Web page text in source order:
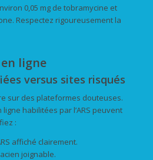
0,05 mg de tobramycine et
Respectez rigoureusement la
ligne
versus sites risqués
sur des plateformes douteuses.
habilitées par l’ARS peuvent
:
affiché clairement.
joignable.